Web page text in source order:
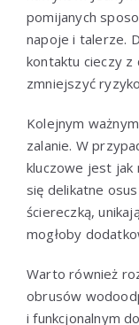
pomijanych
napoje i talerze.
kontaktu cieczy z
zmniejszyć
Kolejnym
zalanie. W
kluczowe jest jak
się delikatne
ściereczką,
mogłoby
Warto również
obrusów
i funkcjonalnym